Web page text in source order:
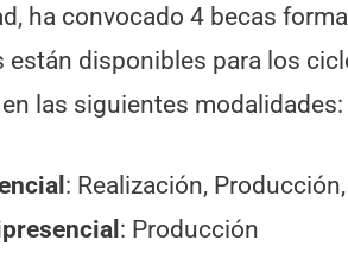
ha convocado 4 becas
están disponibles para los
las siguientes modalidades:
: Realización,
: Producción